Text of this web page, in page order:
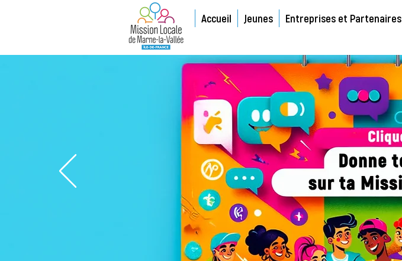
Accueil Jeunes Entreprises et Partenaires